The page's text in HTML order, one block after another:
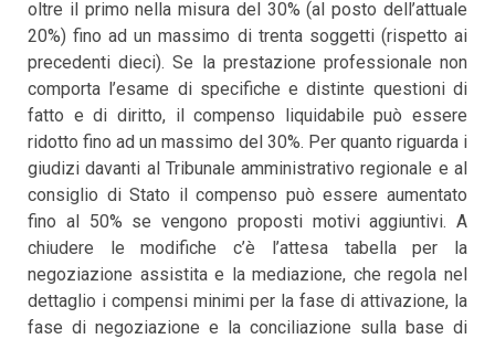
oltre il primo nella misura del 30% (al posto dell’attuale
20%) fino ad un massimo di trenta soggetti (rispetto ai
precedenti dieci). Se la prestazione professionale non
comporta l’esame di specifiche e distinte questioni di
fatto e di diritto, il compenso liquidabile può essere
ridotto fino ad un massimo del 30%. Per quanto riguarda i
giudizi davanti al Tribunale amministrativo regionale e al
consiglio di Stato il compenso può essere aumentato
fino al 50% se vengono proposti motivi aggiuntivi. A
chiudere le modifiche c’è l’attesa tabella per la
negoziazione assistita e la mediazione, che regola nel
dettaglio i compensi minimi per la fase di attivazione, la
fase di negoziazione e la conciliazione sulla base di